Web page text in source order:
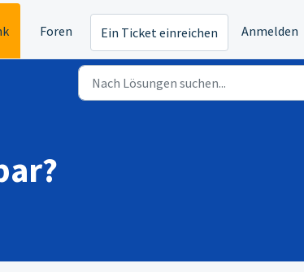
Foren Ein Ticket einreichen Anmelden